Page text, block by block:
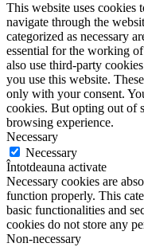
This website uses cookies
navigate through the
categorized as necessary
essential for the working
also use third-party
you use this website.
only with your consent.
cookies. But opting out of
browsing experience.
Necessary
Necessary
Întotdeauna activate
Necessary cookies are
function properly. This
basic functionalities and
cookies do not store any
Non-necessary